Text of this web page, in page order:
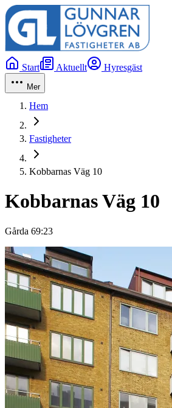
Start Aktuellt Hyresgäst
Mer
Hem
Fastigheter
Kobbarnas Väg 10
Kobbarnas Väg 10
Gårda 69:23